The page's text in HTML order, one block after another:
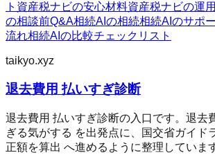
ト 資産税ナビの安心材料資産税ナビの運
の相談前Q&A相続AIの相続相続AIのサポ
流れ相続AIの比較チェックリスト
taikyo.xyz
退去費用 払いすぎ診断
退去費用 払いすぎ診断の入口です。退去
ぎる気がする を出発点に、国交省ガイド
正額を算出 へ進めるように整理していま